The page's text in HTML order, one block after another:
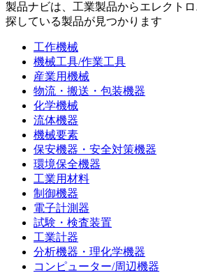
製品ナビは、工業製品からエレクトロ
探している製品が見つかります
工作機械
機械工具/作業工具
産業用機械
物流・搬送・包装機器
化学機械
流体機器
機械要素
保安機器・安全対策機器
環境保全機器
工業用材料
制御機器
電子計測器
試験・検査装置
工業計器
分析機器・理化学機器
コンピューター/周辺機器